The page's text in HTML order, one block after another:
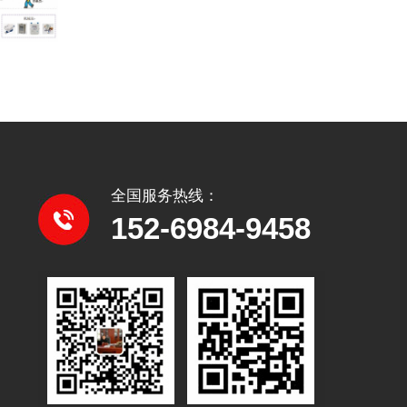
全国服务热线：
152-6984-9458